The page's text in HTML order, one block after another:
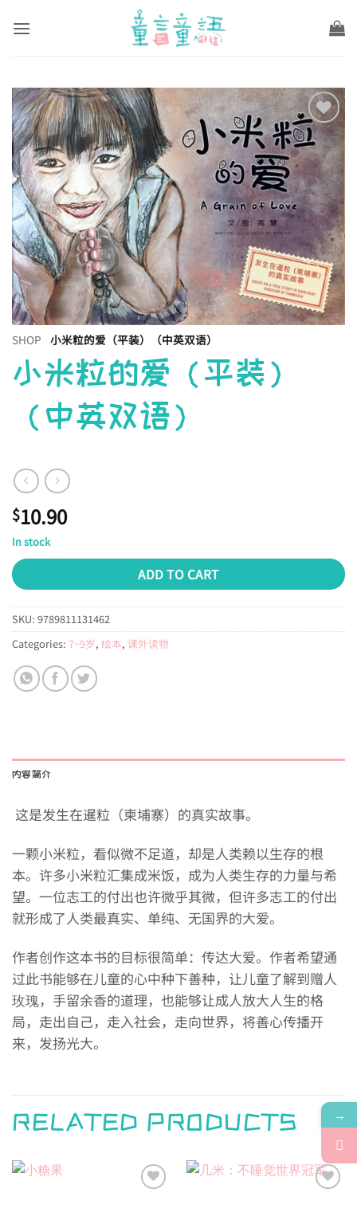
Add to
wishlist
SHOP 小米粒的爱（平装）（中英双语）
小米粒的爱（平装）
（中英双语）
$10.90
In stock
ADD TO CART
SKU: 9789811131462
Categories: 7~9岁, 绘本, 课外读物
内容简介
这是发生在暹粒（柬埔寨）的真实故事。
一颗小米粒，看似微不足道，却是人类赖以生存的根
本。许多小米粒汇集成米饭，成为人类生存的力量与希
望。一位志工的付出也许微乎其微，但许多志工的付出
就形成了人类最真实、单纯、无国界的大爱。
作者创作这本书的目标很简单：传达大爱。作者希望通
过此书能够在儿童的心中种下善种，让儿童了解到赠人
玫瑰，手留余香的道理，也能够让成人放大人生的格
局，走出自己，走入社会，走向世界，将善心传播开
来，发扬光大。
RELATED PRODUCTS →